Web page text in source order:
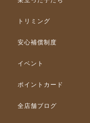
トリミング
安心補償制度
イベント
ポイントカード
全店舗ブログ